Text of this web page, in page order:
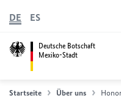
Deutsche Botschaft
Mexiko-Stadt
DE ES
Startseite Über uns